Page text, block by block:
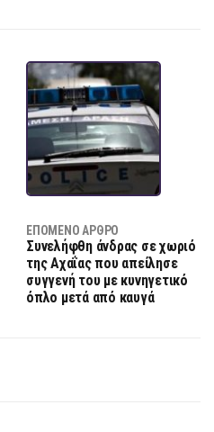
ΕΠΌΜΕΝΟ ΆΡΘΡΟ
Συνελήφθη άνδρας σε χωριό
της Αχαΐας που απείλησε
συγγενή του με κυνηγετικό
όπλο μετά από καυγά